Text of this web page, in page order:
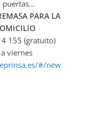
puertas…
PARA LA
155 (gratuito)
viernes
#/new